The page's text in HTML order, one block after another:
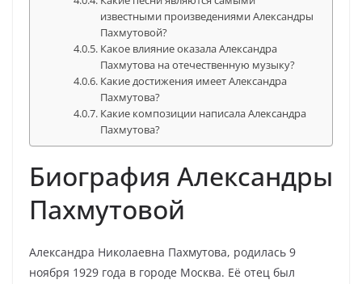
известными произведениями Александры
Пахмутовой?
Какое влияние оказала Александра
Пахмутова на отечественную музыку?
Какие достижения имеет Александра
Пахмутова?
Какие композиции написала Александра
Пахмутова?
Биография Александры
Пахмутовой
Александра Николаевна Пахмутова, родилась 9
ноября 1929 года в городе Москва. Её отец был